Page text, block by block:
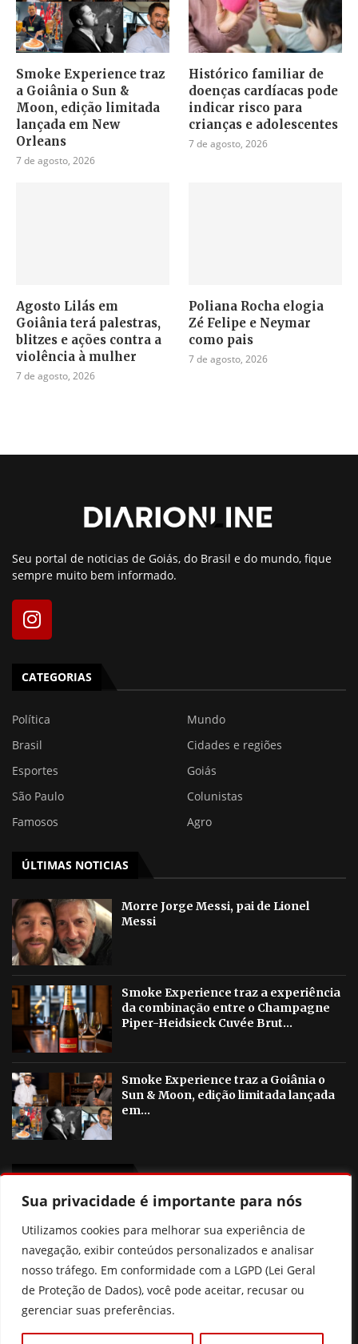
Sua privacidade é importante para nós
Utilizamos cookies para melhorar sua experiência de
navegação, exibir conteúdos personalizados e analisar
nosso tráfego. Em conformidade com a LGPD (Lei Geral
de Proteção de Dados), você pode aceitar, recusar ou
gerenciar suas preferências.
Smoke Experience traz
a Goiânia o Sun &
Moon, edição limitada
lançada em New
Orleans
7 de agosto, 2026
Histórico familiar de
doenças cardíacas pode
indicar risco para
crianças e adolescentes
7 de agosto, 2026
Agosto Lilás em
Goiânia terá palestras,
blitzes e ações contra a
violência à mulher
7 de agosto, 2026
Poliana Rocha elogia
Zé Felipe e Neymar
como pais
7 de agosto, 2026
Seu portal de noticias de Goiás, do Brasil e do mundo, fique
sempre muito bem informado.
CATEGORIAS
Política
Mundo
Brasil
Cidades e regiões
Esportes
Goiás
São Paulo
Colunistas
Famosos
Agro
ÚLTIMAS NOTICIAS
Morre Jorge Messi, pai de Lionel
Messi
Smoke Experience traz a experiência
da combinação entre o Champagne
Piper-Heidsieck Cuvée Brut...
Smoke Experience traz a Goiânia o
Sun & Moon, edição limitada lançada
em...
OUTRAS NOTICIAS
risco para crianças e adolescentes
Agosto Lilás em Goiânia terá palestras, blitzes e ações
contra a violência à mulher
Poliana Rocha elogia Zé Felipe e Neymar como pais